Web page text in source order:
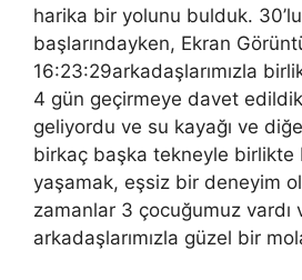
harika bir yolunu bulduk. 30’lu
başlarındayken, Ekran
16:23:29arkadaşlarımızla
4 gün geçirmeye davet
geliyordu ve su kayağı ve
birkaç başka tekneyle birlikte
yaşamak, eşsiz bir deneyim
zamanlar 3 çocuğumuz vardı
arkadaşlarımızla güzel bir